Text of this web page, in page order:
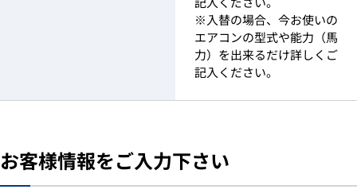
※入替の場合、今お使いの
エアコンの型式や能力（馬
力）を出来るだけ詳しくご
記入ください。
お客様情報をご入力下さい